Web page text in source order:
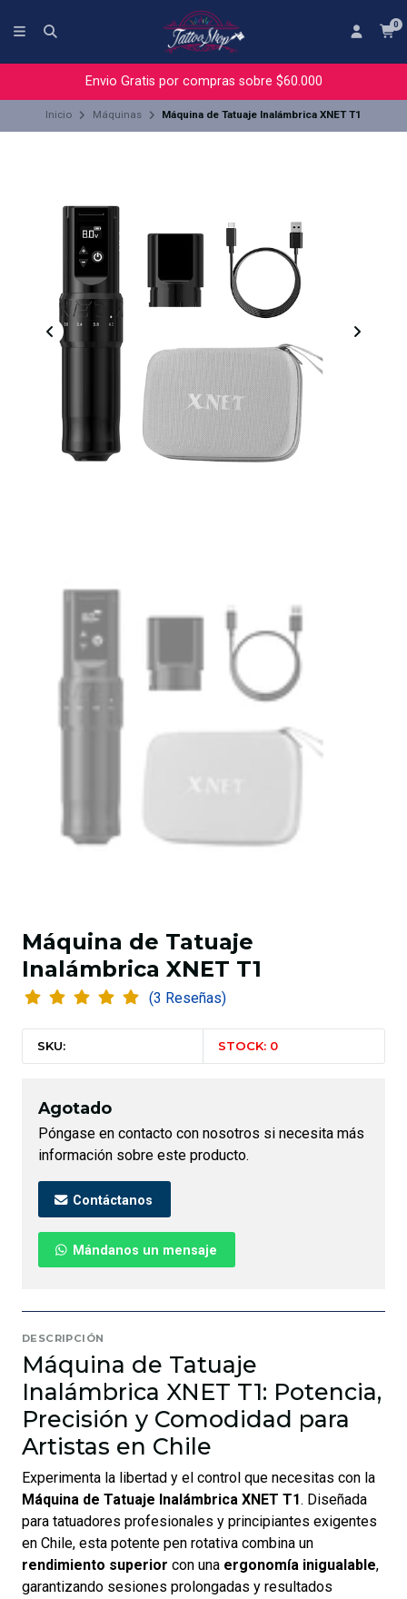
0
Envio Gratis por compras sobre $60.000
Inicio Máquinas Máquina de Tatuaje Inalámbrica XNET T1
Máquina de Tatuaje
Inalámbrica XNET T1
(3 Reseñas)
SKU: STOCK: 0
Agotado
Póngase en contacto con nosotros si necesita más
información sobre este producto.
Contáctanos
Mándanos un mensaje
DESCRIPCIÓN
Máquina de Tatuaje
Inalámbrica XNET T1: Potencia,
Precisión y Comodidad para
Artistas en Chile
Experimenta la libertad y el control que necesitas con la
Máquina de Tatuaje Inalámbrica XNET T1. Diseñada
para tatuadores profesionales y principiantes exigentes
en Chile, esta potente pen rotativa combina un
rendimiento superior con una ergonomía inigualable,
garantizando sesiones prolongadas y resultados